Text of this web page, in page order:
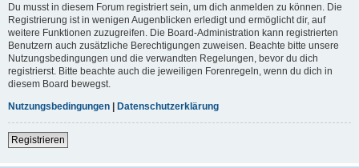
Du musst in diesem Forum registriert sein, um dich anmelden zu können. Die
Registrierung ist in wenigen Augenblicken erledigt und ermöglicht dir, auf
weitere Funktionen zuzugreifen. Die Board-Administration kann registrierten
Benutzern auch zusätzliche Berechtigungen zuweisen. Beachte bitte unsere
Nutzungsbedingungen und die verwandten Regelungen, bevor du dich
registrierst. Bitte beachte auch die jeweiligen Forenregeln, wenn du dich in
diesem Board bewegst.
Nutzungsbedingungen | Datenschutzerklärung
Registrieren